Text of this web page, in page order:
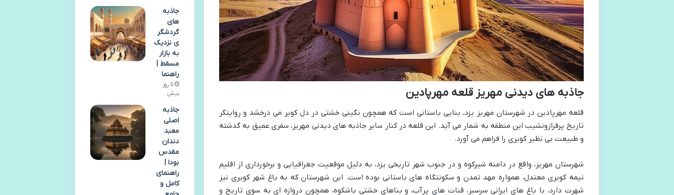
جاذبه های دیدنی مهریز قلعه مهرپادین
قلعه مهرپادین در شهرستان مهریز یزد، بنایی باستانی است که همچون نگینی خشتی در دل کویر می درخشد و روایتگر
تاریخ پرفرازونشیب این منطقه به شمار می آید. این قلعه در کنار سایر جاذبه های دیدنی مهریز، سفری عمیق به گذشته
و طبیعت بی نظیر کویری را فراهم می آورد.
شهرستان مهریز، واقع در دامنه شیرکوه و در جنوب شهر تاریخی یزد، به دلیل موقعیت جغرافیایی و برخورداری از اقلیم
نیمه کویری معتدل، همواره مهد تمدن و سکونتگاه های باستانی بوده است. این شهرستان که به باغ شهر کویری نیز
شهرت دارد، با باغ های ایرانی سرسبز، قنات های پرآب، و بناهای خشتی باشکوه، همچون دروازه ای به سوی تاریخ و
جاذبه
های
گردشگر
ی نزدیک
به بازار
مسقط |
راهنما
5 روز
پیش
جاذبه
اصلی
معبد
دندان
مقدس
بودا |
راهنمای
کامل و